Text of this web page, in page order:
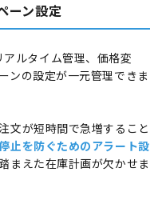
ーン設定
ルタイム管理、価格変
ンの設定が一元管理できま
文が短時間で急増すること
止を防ぐためのアラート設
まえた在庫計画が欠かせま